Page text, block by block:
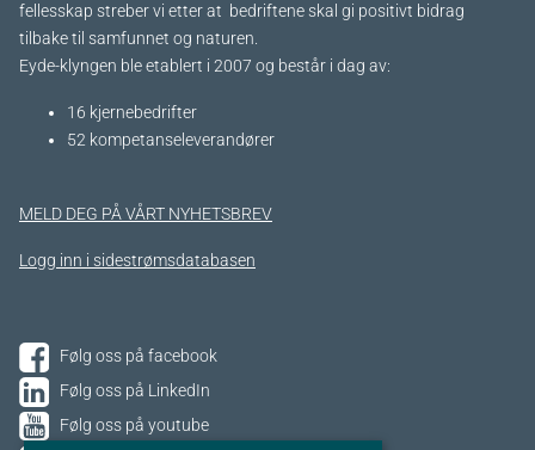
fellesskap streber vi etter at bedriftene skal gi positivt bidrag
tilbake til samfunnet og naturen.
Eyde-klyngen ble etablert i 2007 og består i dag av:
16 kjernebedrifter​
52 kompetanseleverandører
MELD DEG PÅ VÅRT NYHETSBREV
Logg inn i sidestrømsdatabasen
Følg oss på facebook
Følg oss på LinkedIn
Følg oss på youtube